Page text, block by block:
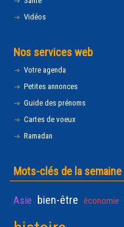
Vidéos
Nos services web
Votre agenda
Petites annonces
Guide des prénoms
Cartes de voeux
Ramadan
Mots-clés de la semaine
Asie bien-être économie